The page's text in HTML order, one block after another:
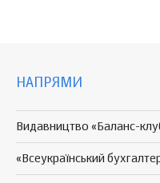
НАПРЯМИ
Видавництво «Баланс-
«Всеукраїнський